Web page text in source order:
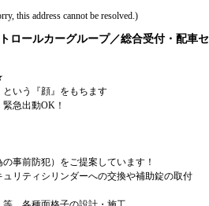
this address cannot be resolved.)
ロールカーグループ／総合受付・配車セ
という『顔』をもちます
急出動OK！
事前防犯）をご提案しています！
リティシリンダーへの交換や補助錠の取付